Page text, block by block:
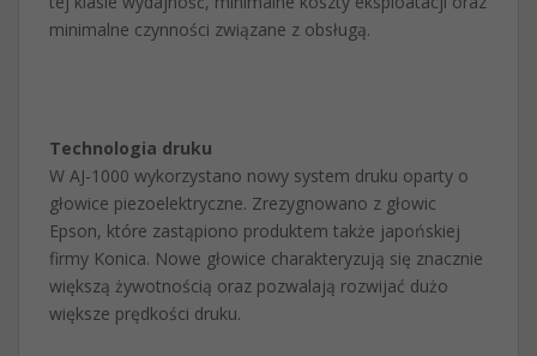
minimalne czynności związane z obsługą.
Technologia druku
W AJ-1000 wykorzystano nowy system druku oparty o
głowice piezoelektryczne. Zrezygnowano z głowic
Epson, które zastąpiono produktem także japońskiej
firmy Konica. Nowe głowice charakteryzują się znacznie
większą żywotnością oraz pozwalają rozwijać dużo
większe prędkości druku.